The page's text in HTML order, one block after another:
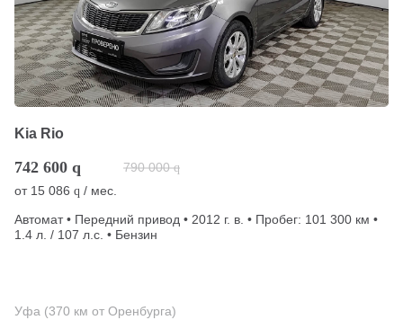
Kia Rio
742 600 q 790 000 q
от 15 086 q / мес.
Автомат • Передний привод • 2012 г. в. • Пробег: 101 300 км •
1.4 л. / 107 л.с. • Бензин
Уфа (370 км от Оренбурга)